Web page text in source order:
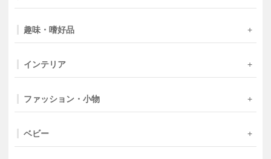
趣味・嗜好品
インテリア
ファッション・小物
ベビー